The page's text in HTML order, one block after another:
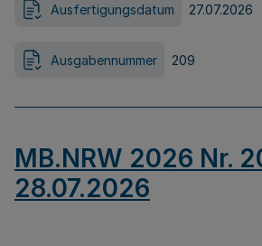
Ausfertigungsdatum 27.07.2026
Ausgabennummer 209
MB.NRW 2026 Nr.
28.07.2026